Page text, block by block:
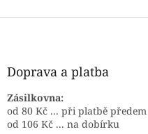
Z
Doprava a platba
Zásilkovna:
od 80 Kč ... při platbě předem
od 106 Kč ... na dobírku